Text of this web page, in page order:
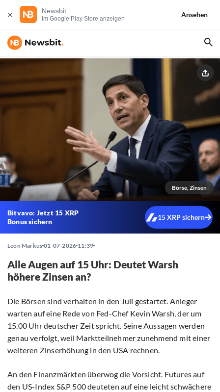
Newsbit
Im Google Play Store anzeigen
Ansehen
Börse, Zinsen
Bitvavo: Jetzt 15 XRP
Bonus sichern
15 XRP sichern
Leon Markus 01-07-2026 11:39
Alle Augen auf 15 Uhr: Deutet Warsh
höhere Zinsen an?
Die Börsen sind verhalten in den Juli gestartet. Anleger
warten auf eine Rede von Fed-Chef Kevin Warsh, der um
15.00 Uhr deutscher Zeit spricht. Seine Aussagen werden
genau verfolgt, weil Marktteilnehmer zunehmend mit einer
weiteren Zinserhöhung in den USA rechnen.
An den Finanzmärkten überwog die Vorsicht. Futures auf
den US-Index S&P 500 deuteten auf eine leicht schwächere